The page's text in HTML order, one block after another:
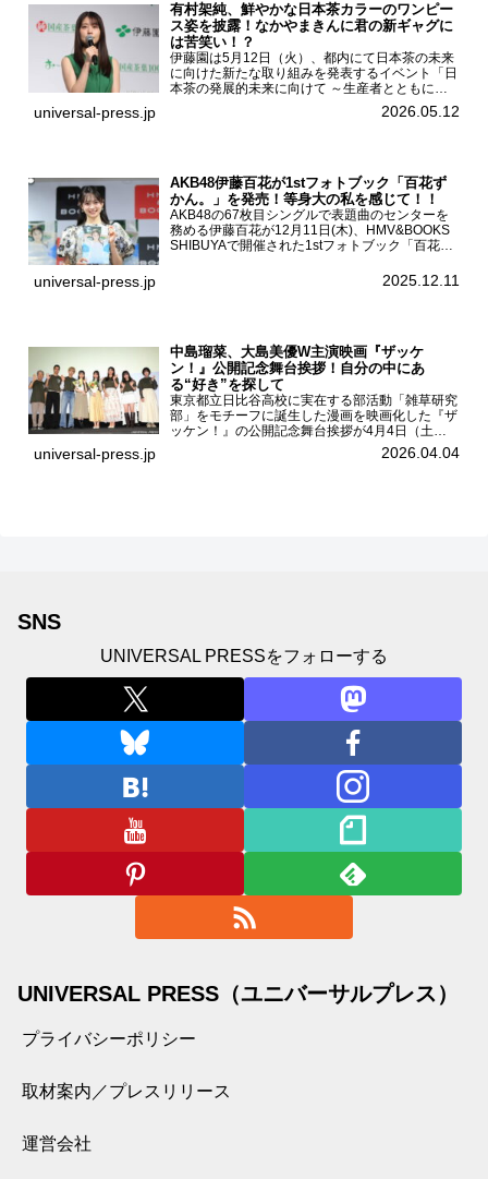
有村架純、鮮やかな日本茶カラーのワンピー
ス姿を披露！なかやまきんに君の新ギャグに
は苦笑い！？
伊藤園は5月12日（火）、都内にて日本茶の未来
に向けた新たな取り組みを発表するイベント「日
本茶の発展的未来に向けて ～生産者とともに。
日本茶を世界へ～」を開催。イベントには伊藤園
のCMキャラクターを務める有村架純、伊藤園よ
universal-press.jp 2026.05.12
AKB48伊藤百花が1stフォトブック「百花ず
かん。」を発売！等身大の私を感じて！！
AKB48の67枚目シングルで表題曲のセンターを
務める伊藤百花が12月11日(木)、HMV&BOOKS
SHIBUYAで開催された1stフォトブック「百花ず
した。AKB48伊藤百花1stフォトブッ...
universal-press.jp 2025.12.11
中島瑠菜、大島美優W主演映画『ザッケ
ン！』公開記念舞台挨拶！自分の中にあ
る“好き”を探して
東京都立日比谷高校に実在する部活動「雑草研究
部」をモチーフに誕生した漫画を映画化した『ザ
ッケン！』の公開記念舞台挨拶が4月4日（土）
ユナイテッドシネマお台場で開催され、出演者の
中島瑠菜、大島美優、八神遼介（ICEx）、阿佐
universal-press.jp 2026.04.04
SNS
UNIVERSAL PRESSをフォローする
UNIVERSAL PRESS（ユニバーサルプレス）
プライバシーポリシー
取材案内／プレスリリース
運営会社